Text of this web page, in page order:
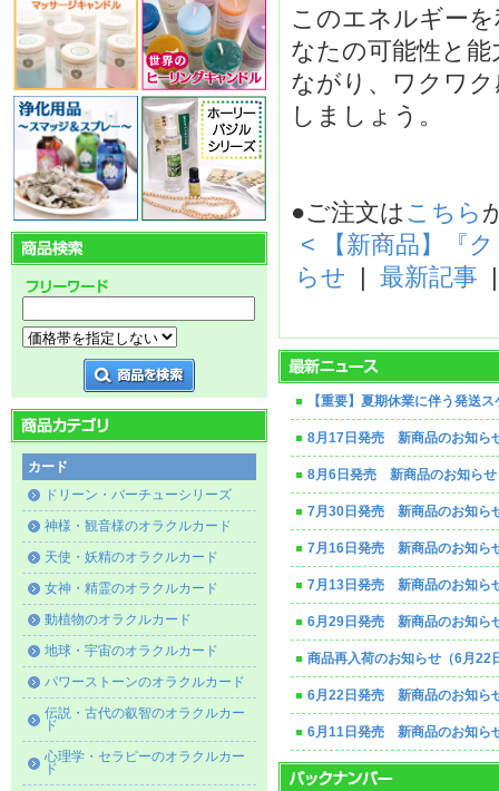
カード
ドリーン・バーチューシリーズ
神様・観音様のオラクルカード
天使・妖精のオラクルカード
女神・精霊のオラクルカード
動植物のオラクルカード
地球・宇宙のオラクルカード
パワーストーンのオラクルカード
伝説・古代の叡智のオラクルカー
ド
心理学・セラピーのオラクルカー
ド
このエネルギー
なたの可能性と
ながり、ワクワ
しましょう。
●ご注文は こちら
< 【新商品】『
らせ
最新記事
【重要】夏期休業に伴う発送
8月17日発売 新商品のお知ら
8月6日発売 新商品のお知らせ
7月30日発売 新商品のお知ら
7月16日発売 新商品のお知ら
7月13日発売 新商品のお知ら
6月29日発売 新商品のお知ら
商品再入荷のお知らせ（6月22
6月22日発売 新商品のお知ら
6月11日発売 新商品のお知ら